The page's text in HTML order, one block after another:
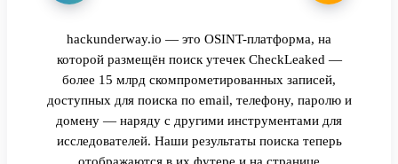
hackunderway.io — это OSINT-платформа, на
которой размещён поиск утечек CheckLeaked —
более 15 млрд скомпрометированных записей,
доступных для поиска по email, телефону, паролю и
домену — наряду с другими инструментами для
исследователей. Наши результаты поиска теперь